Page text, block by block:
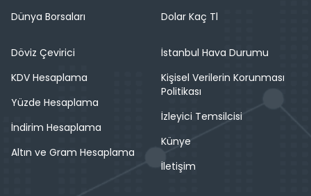
Dünya Borsaları
Dolar Kaç Tl
Döviz Çevirici
KDV Hesaplama
Yüzde Hesaplama
İndirim Hesaplama
Altın ve Gram Hesaplama
İstanbul Hava Durumu
Kişisel Verilerin Korunması
Politikası
İzleyici Temsilcisi
Künye
İletişim